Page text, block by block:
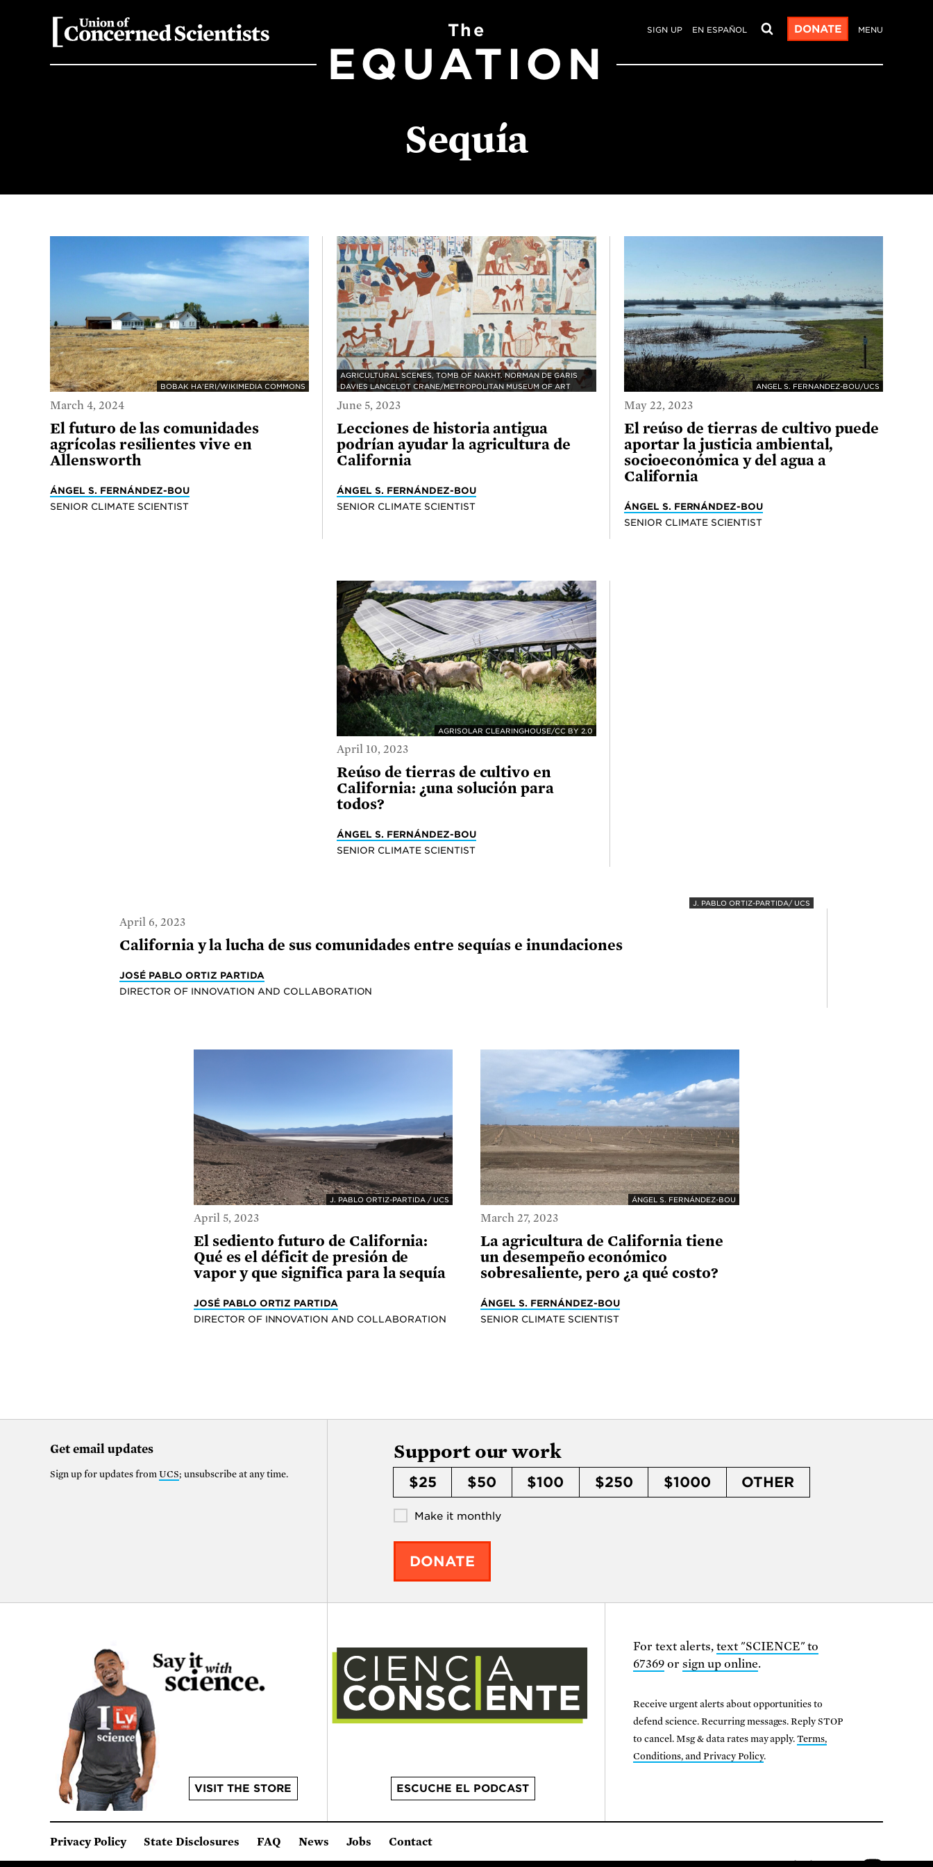
SIGN UP EN ESPAÑOL DONATE MENU
The
EQUATION
Sequía
BOBAK HA'ERI/WIKIMEDIA COMMONS
March 4, 2024
El futuro de las comunidades
agrícolas resilientes vive en
Allensworth
ÁNGEL S. FERNÁNDEZ-BOU
SENIOR CLIMATE SCIENTIST
AGRICULTURAL SCENES, TOMB OF NAKHT. NORMAN DE GARIS
DAVIES LANCELOT CRANE/METROPOLITAN MUSEUM OF ART
June 5, 2023
Lecciones de historia antigua
podrían ayudar la agricultura de
California
ÁNGEL S. FERNÁNDEZ-BOU
SENIOR CLIMATE SCIENTIST
ANGEL S. FERNANDEZ-BOU/UCS
May 22, 2023
El reúso de tierras de cultivo puede
aportar la justicia ambiental,
socioeconómica y del agua a
California
ÁNGEL S. FERNÁNDEZ-BOU
SENIOR CLIMATE SCIENTIST
AGRISOLAR CLEARINGHOUSE/CC BY 2.0
April 10, 2023
Reúso de tierras de cultivo en
California: ¿una solución para
todos?
ÁNGEL S. FERNÁNDEZ-BOU
SENIOR CLIMATE SCIENTIST
J. PABLO ORTIZ-PARTIDA/ UCS
April 6, 2023
California y la lucha de sus comunidades entre sequías e inundaciones
JOSÉ PABLO ORTIZ PARTIDA
DIRECTOR OF INNOVATION AND COLLABORATION
J. PABLO ORTIZ-PARTIDA / UCS
April 5, 2023
El sediento futuro de California:
Qué es el déficit de presión de
vapor y que significa para la sequía
JOSÉ PABLO ORTIZ PARTIDA
DIRECTOR OF INNOVATION AND COLLABORATION
ÁNGEL S. FERNÁNDEZ-BOU
March 27, 2023
La agricultura de California tiene
un desempeño económico
sobresaliente, pero ¿a qué costo?
ÁNGEL S. FERNÁNDEZ-BOU
SENIOR CLIMATE SCIENTIST
Get email updates
Sign up for updates from UCS; unsubscribe at any time.
Support our work
$25 $50 $100 $250 $1000 OTHER
Make it monthly
DONATE
VISIT THE STORE ESCUCHE EL PODCAST
For text alerts, text "SCIENCE" to
67369or sign up online.
Receive urgent alerts about opportunities to
defend science. Recurring messages. Reply STOP
to cancel. Msg & data rates may apply.Terms,
Conditions, and Privacy Policy.
Privacy Policy State Disclosures FAQ News Jobs Contact